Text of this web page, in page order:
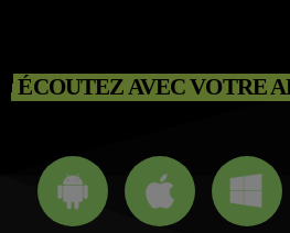
ÉCOUTEZ AVEC VOTRE